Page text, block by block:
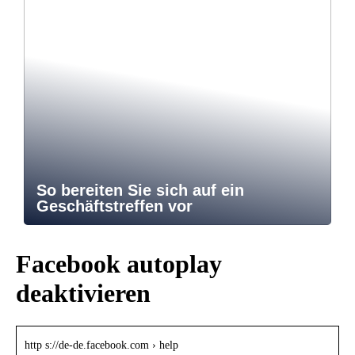
So bereiten Sie sich auf ein
Geschäftstreffen vor
Facebook autoplay
deaktivieren
http s://de-de.facebook.com › help